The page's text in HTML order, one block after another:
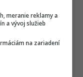
nedošlo.
oplotenia v
ovocné
meranie reklamy a
a vývoj služieb
na zariadení